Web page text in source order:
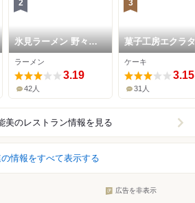
2
氷見ラーメン 野々市
粟田店
ラーメン
3.19
42人
3
菓子工房エクラ
ケーキ
3.15
31人
美のレストラン情報を見る
の情報をすべて表示する
広告を非表示